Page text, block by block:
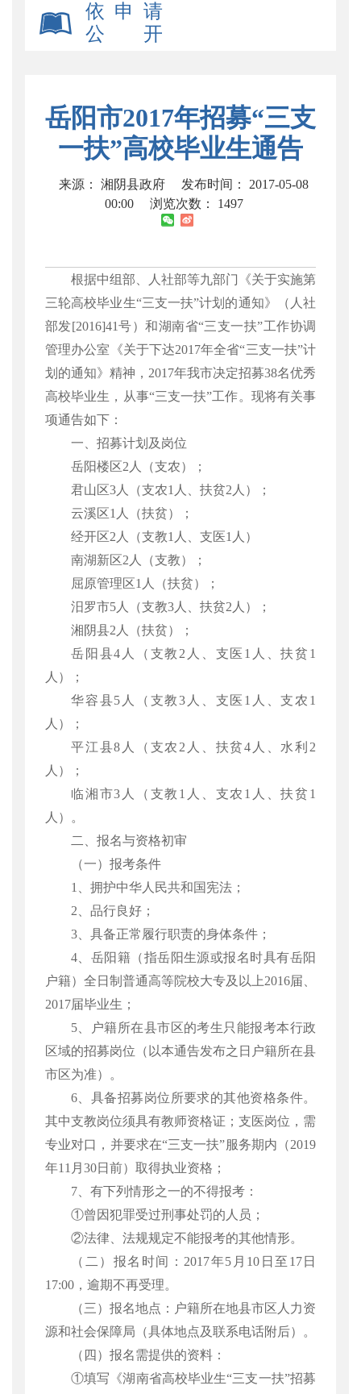
依 申 请
公 开
岳阳市2017年招募“三支
一扶”高校毕业生通告
来源： 湘阴县政府
发布时间： 2017-05-08
00:00
浏览次数： 1497
根据中组部、人社部等九部门《关于实施第
三轮高校毕业生“三支一扶”计划的通知》（人社
部发[2016]41号）和湖南省“三支一扶”工作协调
管理办公室《关于下达2017年全省“三支一扶”计
划的通知》精神，2017年我市决定招募38名优秀
高校毕业生，从事“三支一扶”工作。现将有关事
项通告如下：
一、招募计划及岗位
岳阳楼区2人（支农）；
君山区3人（支农1人、扶贫2人）；
云溪区1人（扶贫）；
经开区2人（支教1人、支医1人）
南湖新区2人（支教）；
屈原管理区1人（扶贫）；
汨罗市5人（支教3人、扶贫2人）；
湘阴县2人（扶贫）；
岳阳县4人（支教2人、支医1人、扶贫1
人）；
华容县5人（支教3人、支医1人、支农1
人）；
平江县8人（支农2人、扶贫4人、水利2
人）；
临湘市3人（支教1人、支农1人、扶贫1
人）。
二、报名与资格初审
（一）报考条件
1、拥护中华人民共和国宪法；
2、品行良好；
3、具备正常履行职责的身体条件；
4、岳阳籍（指岳阳生源或报名时具有岳阳
户籍）全日制普通高等院校大专及以上2016届、
2017届毕业生；
5、户籍所在县市区的考生只能报考本行政
区域的招募岗位（以本通告发布之日户籍所在县
市区为准）。
6、具备招募岗位所要求的其他资格条件。
其中支教岗位须具有教师资格证；支医岗位，需
专业对口，并要求在“三支一扶”服务期内（2019
年11月30日前）取得执业资格；
7、有下列情形之一的不得报考：
①曾因犯罪受过刑事处罚的人员；
②法律、法规规定不能报考的其他情形。
（二）报名时间： 2017年5月10日至1 7日
17:00，逾期不再受理。
（三）报名地点：户籍所在地县市区人力资
源和社会保障局（具体地点及联系电话附后）。
（四）报名需提供的资料：
①填写《湖南省高校毕业生“三支一扶”招募